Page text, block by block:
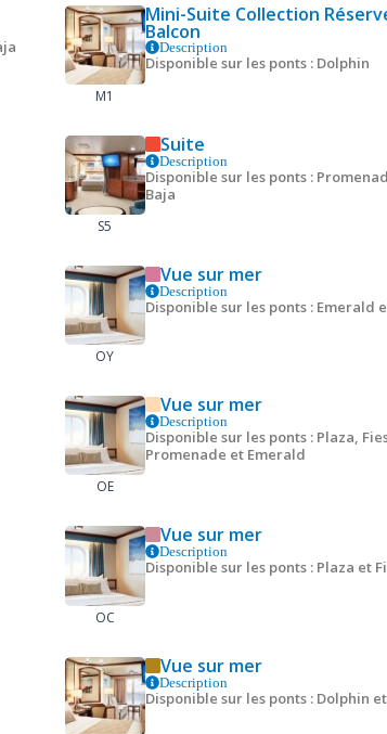
M1
Mini-Suite Collection
Balcon
Description
Disponible sur les ponts : Dolphin
S5
Suite
Description
Disponible sur les ponts :
Baja
OY
Vue sur mer
Description
Disponible sur les ponts : Emerald
OE
Vue sur mer
Description
Disponible sur les ponts : Plaza,
Promenade et Emerald
OC
Vue sur mer
Description
Disponible sur les ponts : Plaza et
Vue sur mer
Description
Disponible sur les ponts : Dolphin